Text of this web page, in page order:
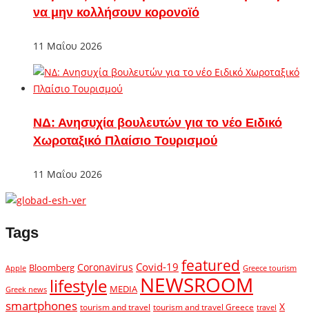
να μην κολλήσουν κορονοϊό
11 Μαΐου 2026
ΝΔ: Ανησυχία βουλευτών για το νέο Ειδικό
Χωροταξικό Πλαίσιο Τουρισμού
11 Μαΐου 2026
Tags
Apple Bloomberg Coronavirus Covid-19 featured Greece tourism
Greek news lifestyle MEDIA NEWSROOM
smartphones tourism and travel tourism and travel Greece travel X